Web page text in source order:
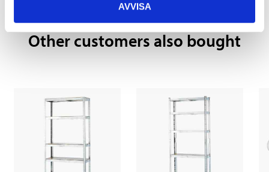
AVVISA
Other customers also bought